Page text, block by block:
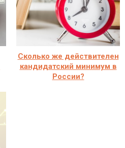
Сколько же действителен
кандидатский минимум в
России?